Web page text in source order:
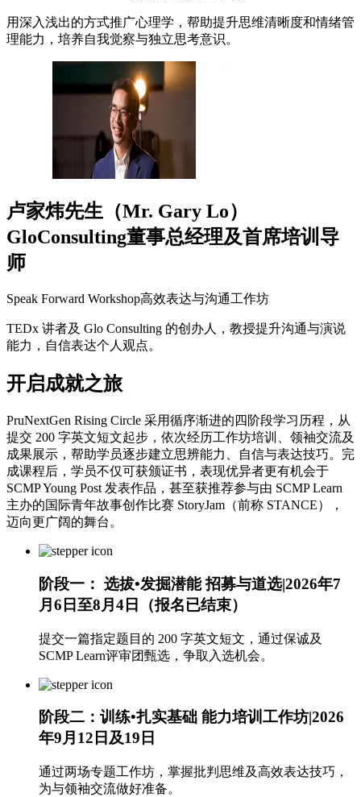
用深入浅出的方式推广心理学，帮助提升思维清晰度和情绪管
理能力，培养自我觉察与独立思考意识。
卢家炜先生（Mr. Gary Lo）
GloConsulting董事总经理及首席培训导
师
Speak Forward Workshop高效表达与沟通工作坊
TEDx 讲者及 Glo Consulting 的创办人，教授提升沟通与演说
能力，自信表达个人观点。
开启成就之旅
PruNextGen Rising Circle 采用循序渐进的四阶段学习历程，从
提交 200 字英文短文起步，依次经历工作坊培训、领袖交流及
成果展示，帮助学员逐步建立思辨能力、自信与表达技巧。完
成课程后，学员不仅可获颁证书，表现优异者更有机会于
SCMP Young Post 发表作品，甚至获推荐参与由 SCMP Learn
主办的国际青年故事创作比赛 StoryJam（前称 STANCE），
迈向更广阔的舞台。
阶段一： 选拔•发掘潜能招募与道选|2026年7
月6日至8月4日（报名已结束）
提交一篇指定题目的 200 字英文短文，通过保诚及
SCMP Learn评审团甄选，争取入选机会。
阶段二：训练•扎实基础 能力培训工作坊|2026
年9月12日及19日
通过两场专题工作坊，掌握批判思维及高效表达技巧，
为与领袖交流做好准备。